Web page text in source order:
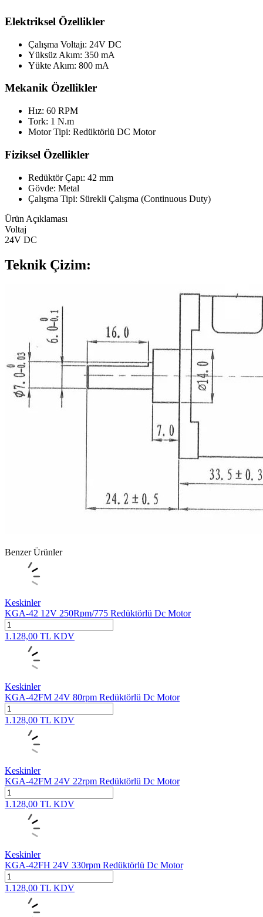
Elektriksel Özellikler
Çalışma Voltajı: 24V DC
Yüksüz Akım: 350 mA
Yükte Akım: 800 mA
Mekanik Özellikler
Hız: 60 RPM
Tork: 1 N.m
Motor Tipi: Redüktörlü DC Motor
Fiziksel Özellikler
Redüktör Çapı: 42 mm
Gövde: Metal
Çalışma Tipi: Sürekli Çalışma (Continuous Duty)
Ürün Açıklaması
Voltaj
24V DC
Teknik Çizim:
Benzer Ürünler
Keskinler
KGA-42 12V 250Rpm/775 Redüktörlü Dc Motor
1.128,00 TL KDV
Keskinler
KGA-42FM 24V 80rpm Redüktörlü Dc Motor
1.128,00 TL KDV
Keskinler
KGA-42FM 24V 22rpm Redüktörlü Dc Motor
1.128,00 TL KDV
Keskinler
KGA-42FH 24V 330rpm Redüktörlü Dc Motor
1.128,00 TL KDV